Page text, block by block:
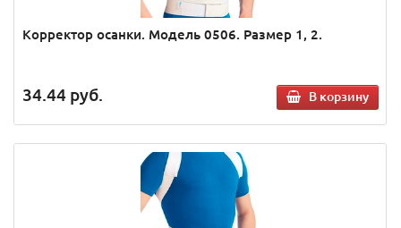
Корректор осанки. Модель 0506. Размер 1, 2.
34.44 руб. В корзину